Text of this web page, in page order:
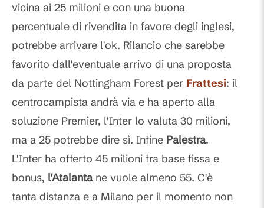
vicina ai 25 milioni e con una buona
percentuale di rivendita in favore degli inglesi,
potrebbe arrivare l'ok. Rilancio che sarebbe
favorito dall'eventuale arrivo di una proposta
da parte del Nottingham Forest per Frattesi: il
centrocampista andrà via e ha aperto alla
soluzione Premier, l'Inter lo valuta 30 milioni,
ma a 25 potrebbe dire sì. Infine Palestra.
L'Inter ha offerto 45 milioni fra base fissa e
bonus, l'Atalanta ne vuole almeno 55. C'è
tanta distanza e a Milano per il momento non